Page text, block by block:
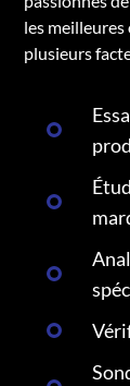
les meilleures
plusieurs